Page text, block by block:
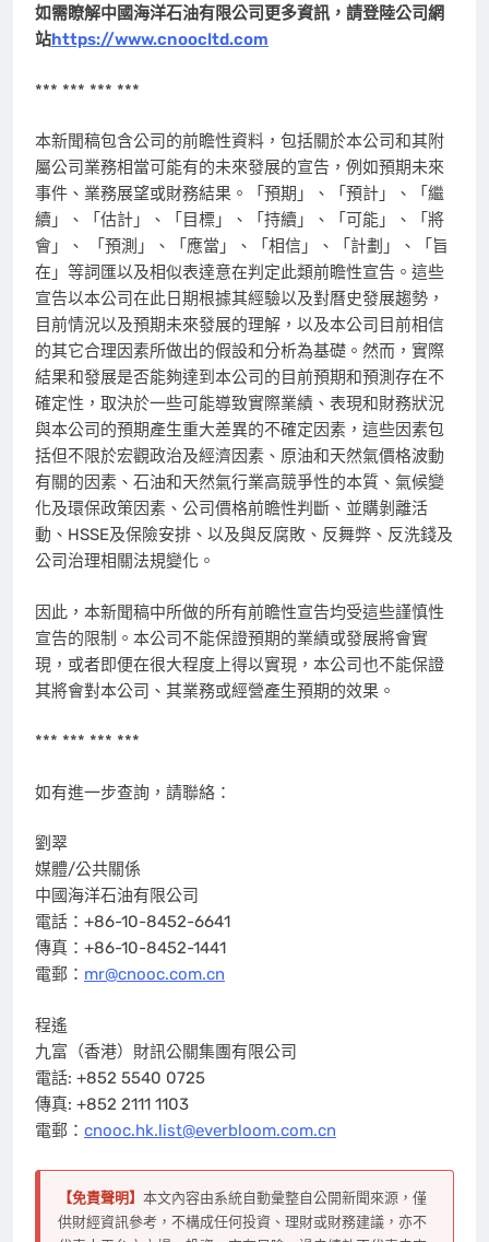
如需瞭解中國海洋石油有限公司更多資訊，請登陸公司網
站https://www.cnoocltd.com
*** *** *** ***
本新聞稿包含公司的前瞻性資料，包括關於本公司和其附
屬公司業務相當可能有的未來發展的宣告，例如預期未來
事件、業務展望或財務結果。「預期」、「預計」、「繼
續」、「估計」、「目標」、「持續」、「可能」、「將
會」、 「預測」、「應當 」
、「相信」、「計劃」、「旨
在」等詞匯以及相似表達意在判定此類前瞻性宣告。這些
宣告以本公司在此日期根據其經驗以及對曆史發展趨勢，
目前情況以及預期未來發展的理解，以及本公司目前相信
的其它合理因素所做出的假設和分析為基礎。然而，實際
結果和發展是否能夠達到本公司的目前預期和預測存在不
確定性，取決於一些可能導致實際業績、表現和財務狀況
與本公司的預期產生重大差異的不確定因素，這些因素包
括但不限於宏觀政治及經濟因素、原油和天然氣價格波動
有關的因素、石油和天然氣行業高競爭性的本質、氣候變
化及環保政策因素、公司價格前瞻性判斷、並購剝離活
動、HSSE及保險安排、以及與反腐敗、反舞弊、反洗錢及
公司治理相關法規變化。
因此，本新聞稿中所做的所有前瞻性宣告均受這些謹慎性
宣告的限制。本公司不能保證預期的業績或發展將會實
現，或者即便在很大程度上得以實現，本公司也不能保證
其將會對本公司、其業務或經營產生預期的效果。
*** *** *** ***
如有進一步查詢，請聯絡：
劉翠
媒體/公共關係
中國海洋石油有限公司
電話：+86-10-8452-6641
傳真：+86-10-8452-1441
電郵： mr@cnooc.com.cn
程遙
九富（香港）財訊公關集團有限公司
電話: +852 5540 0725
傳真: +852 2111 1103
電郵： cnooc.hk.list@everbloom.com.cn
【免責聲明】 本文內容由系統自動彙整自公開新聞來源，僅
供財經資訊參考，不構成任何投資、理財或財務建議，亦不